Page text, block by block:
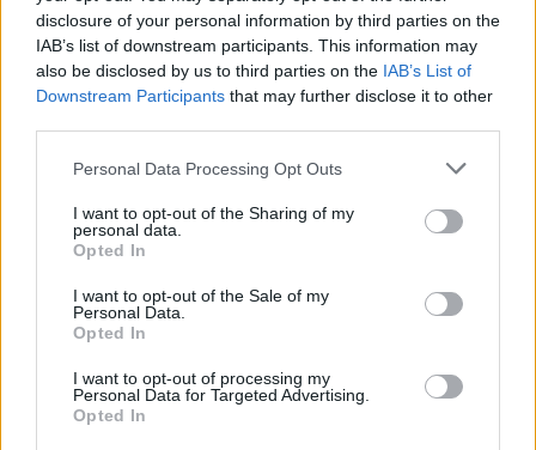
disclosure of your personal information by third parties on the
IAB’s list of downstream participants. This information may
also be disclosed by us to third parties on the IAB’s List of
Downstream Participants that may further disclose it to other
Personal Data Processing Opt Outs
I want to opt-out of the Sharing of my
personal data.
Opted In
I want to opt-out of the Sale of my
Personal Data.
Opted In
I want to opt-out of processing my
Personal Data for Targeted Advertising.
Opted In
läuft oder betrifft das nur die 2. Map?
16 April 2021
B1acKwu1Fgefällt dies.
Magierhater138
Ausnahmetalent
Zitat von Cherymoia:
oder betrifft das nur die 2. Map?
Der Boss kostet nach wie vor Fragmente.
16 April 2021